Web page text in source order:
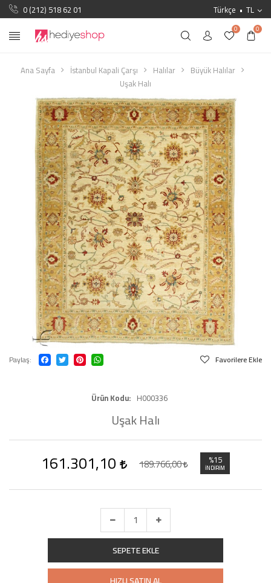
0 (212) 518 62 01 Türkçe TL
0 0
Ana Sayfa İstanbul Kapali Çarşı Halılar
Büyük Halılar
Uşak Halı
Paylaş Favorilere Ekle
Ürün Kodu H000336
Uşak Halı
161.301,10 189.766,00 %15
İNDIRIM
SEPETE EKLE